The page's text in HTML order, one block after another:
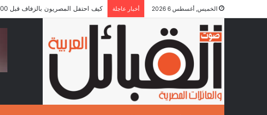
الخميس, أغسطس 6 2026 أخبار عاجلة كيف احتفل المصريون بالزفاف قبل 700 عام؟